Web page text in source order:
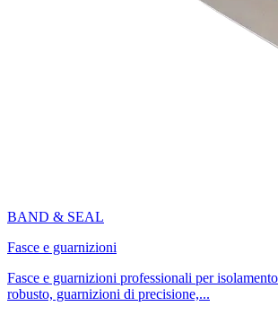
BAND & SEAL
Fasce e guarnizioni
Fasce e guarnizioni professionali per
robusto, guarnizioni di precisione,...